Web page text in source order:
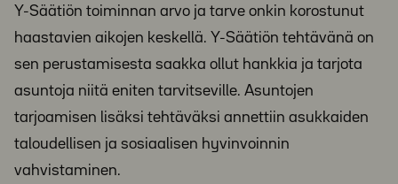
Y-Säätiön toiminnan arvo ja tarve onkin korostunut
haastavien aikojen keskellä. Y-Säätiön tehtävänä on
sen perustamisesta saakka ollut hankkia ja tarjota
asuntoja niitä eniten tarvitseville. Asuntojen
tarjoamisen lisäksi tehtäväksi annettiin asukkaiden
taloudellisen ja sosiaalisen hyvinvoinnin
vahvistaminen.